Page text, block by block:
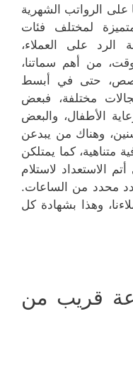
على الرواتب الشهرية
لمختلف فئات
الرد على العملاء،
من أهم سماتنا،
حتى في أبسط
مختلفة، فبعض
الأطفال، والبعض
وهناك من يبدعن
متناهية، كما يمتلكن
الاستعداد لاستلام
محدد من الساعات.
وهذا بشهادة كل
قريب من